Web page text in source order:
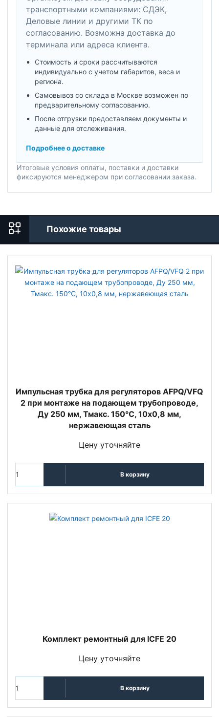
транспортными компаниями: СДЭК,
Деловые линии и другими ТК по
согласованию. Возможна доставка до
терминала или адреса клиента.
Стоимость и сроки рассчитываются
индивидуально с учетом габаритов, веса и
региона.
Самовывоз со склада в Москве возможен по
предварительному согласованию.
После отгрузки предоставляем документы и
данные для отслеживания.
Подробнее о доставке
Итоговые условия оплаты, поставки и доставки
фиксируются менеджером при согласовании заказа.
Похожие товары
Импульсная трубка для регуляторов AFPQ/VFQ
2 при монтаже на подающем трубопроводе,
Ду 250 мм, Тмакс. 150°С, 10x0,8 мм,
нержавеющая сталь
Цену уточняйте
В корзину
Комплект ремонтный для ICFE 20
Цену уточняйте
В корзину